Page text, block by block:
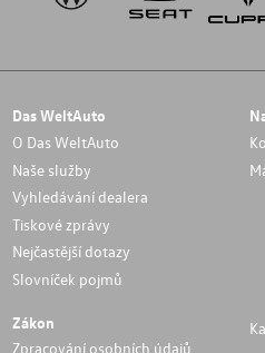
Das WeltAuto
O Das WeltAuto
Naše služby
Vyhledávání dealera
Tiskové zprávy
Nejčastější dotazy
Slovníček pojmů
Zákon
Zpracování osobních údajů